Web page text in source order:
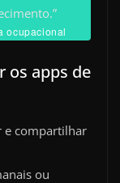
ocupacional
os apps de
e compartilhar
ou